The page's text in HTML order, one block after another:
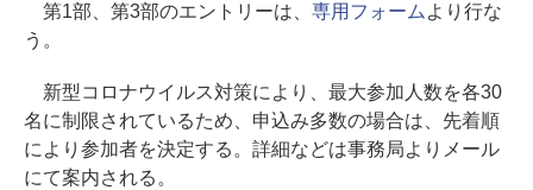
第1部、第3部のエントリーは、 専用フォームより行な
う。
新型コロナウイルス対策により、最大参加人数を各30
名に制限されているため、申込み多数の場合は、先着順
により参加者を決定する。詳細などは事務局よりメール
にて案内される。